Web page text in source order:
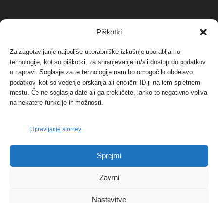
Piškotki
Za zagotavljanje najboljše uporabniške izkušnje uporabljamo
tehnologije, kot so piškotki, za shranjevanje in/ali dostop do podatkov
o napravi. Soglasje za te tehnologije nam bo omogočilo obdelavo
podatkov, kot so vedenje brskanja ali enolični ID-ji na tem spletnem
mestu. Če ne soglasja date ali ga prekličete, lahko to negativno vpliva
na nekatere funkcije in možnosti.
Upravljanje storitev
Sprejmi
Zavrni
Nastavitve
NAJBOLJ KOMENTIRANO
Protest proti vetrnim elektrarnam na Ojstrici, v
svetu pa vedno bolj...
Dogodki 12. maja, 2017
Tožilstvo v Celovcu v korist elektrarnam
Verbund
FOTO: Razstava cvetličarskega mojstra Andreja
Dogodki 27. novembra, 2017